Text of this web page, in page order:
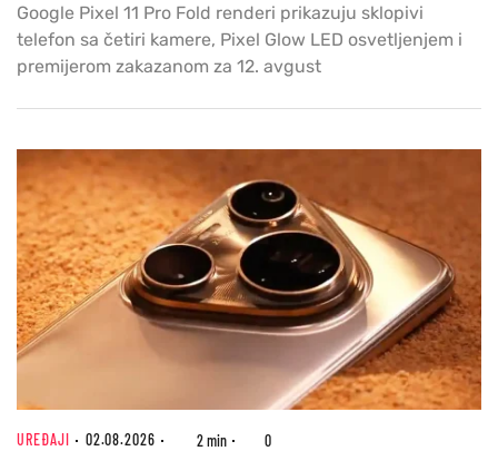
Google Pixel 11 Pro Fold renderi prikazuju sklopivi
telefon sa četiri kamere, Pixel Glow LED osvetljenjem i
premijerom zakazanom za 12. avgust
UREĐAJI 02.08.2026 2 min 0